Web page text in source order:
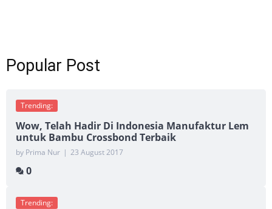
Popular Post
Trending:
Wow, Telah Hadir Di Indonesia Manufaktur Lem
untuk Bambu Crossbond Terbaik
by Prima Nur | 23 August 2017
0
Trending: